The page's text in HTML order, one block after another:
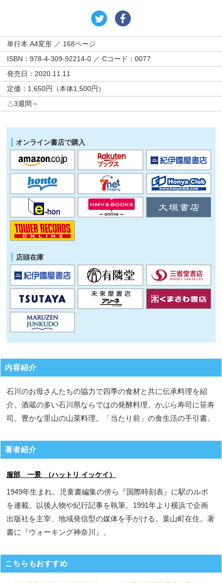
単行本 A4変形 ／ 168ページ
ISBN：978-4-309-92214-0 ／ Cコード：0077
発売日：2020.11.11
定価：1,650円（本体1,500円）
△3週間～
オンライン書店で購入
店頭在庫
内容紹介
石川のお母さんたちの協力で四季の食材と共に伝承料理を紹
介。酒蔵の多い石川県ならではの発酵料理。かぶら寿司に笹寿
司。豊かな里山の山菜料理。「当たり前」の食生活の手引書。
著者紹介
服部 一景 （ハットリ イッケイ）
1949年生まれ。児童書編集の傍ら『国際時刻表』に駅のルポ
を連載。以後人物や紀行記事を執筆。1991年より横浜で企画
出版社を主宰、地域発信型の媒体を手がける。葉山町在住。著
書に『ウォーキング神奈川』。
こちらもおすすめ